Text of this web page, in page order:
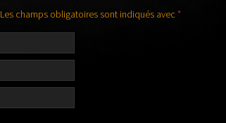
Les champs obligatoires sont indiqués avec*